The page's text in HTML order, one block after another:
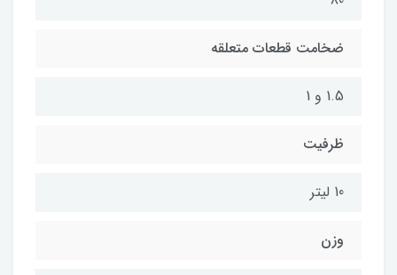
ضخامت قطعات متعلقه
1.5 و 1
ظرفیت
10 لیتر
وزن